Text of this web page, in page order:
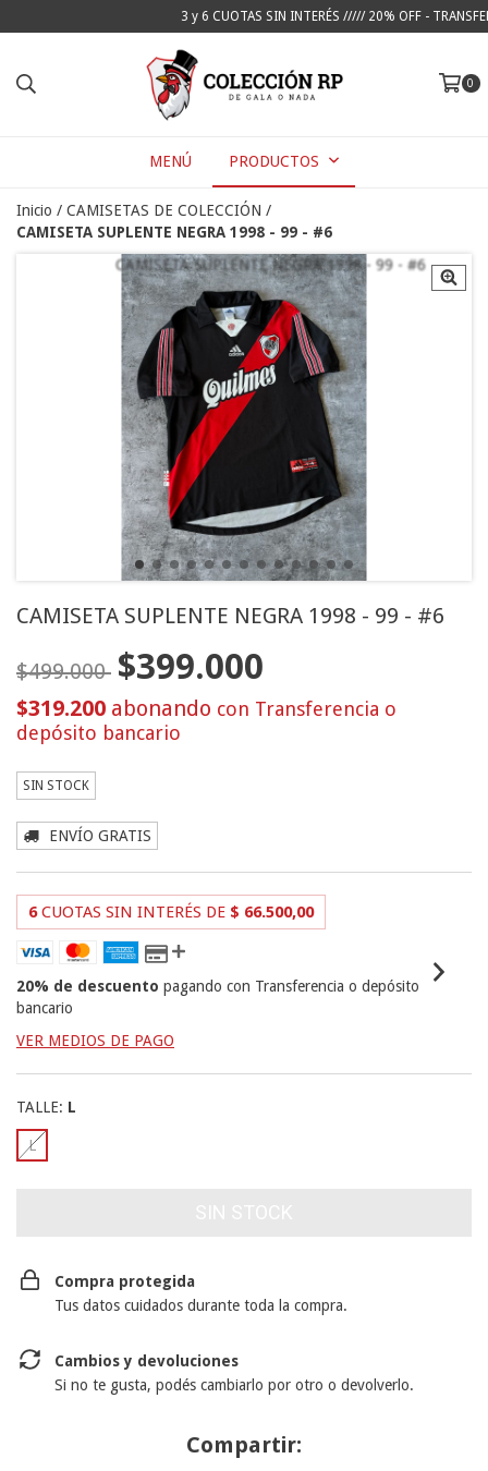
3 y 6 CUOTAS SIN INTERÉS ///// 20% OFF -
0
MENÚ PRODUCTOS
Inicio / CAMISETAS DE COLECCIÓN /
CAMISETA SUPLENTE NEGRA 1998 - 99 - #6
CAMISETA SUPLENTE NEGRA 1998 - 99 - #6
$499.000 $399.000
$319.200 con Transferencia o
depósito bancario
SIN STOCK
ENVÍO GRATIS
6CUOTAS SIN INTERÉS DE $ 66.500,00
20% de descuento pagando con Transferencia o depósito
bancario
VER MEDIOS DE PAGO
TALLE: L
L
Compra protegida
Tus datos cuidados durante toda la compra.
Cambios y devoluciones
Si no te gusta, podés cambiarlo por otro o devolverlo.
Compartir: